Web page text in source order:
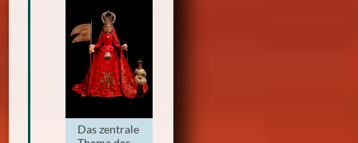
Das zentrale